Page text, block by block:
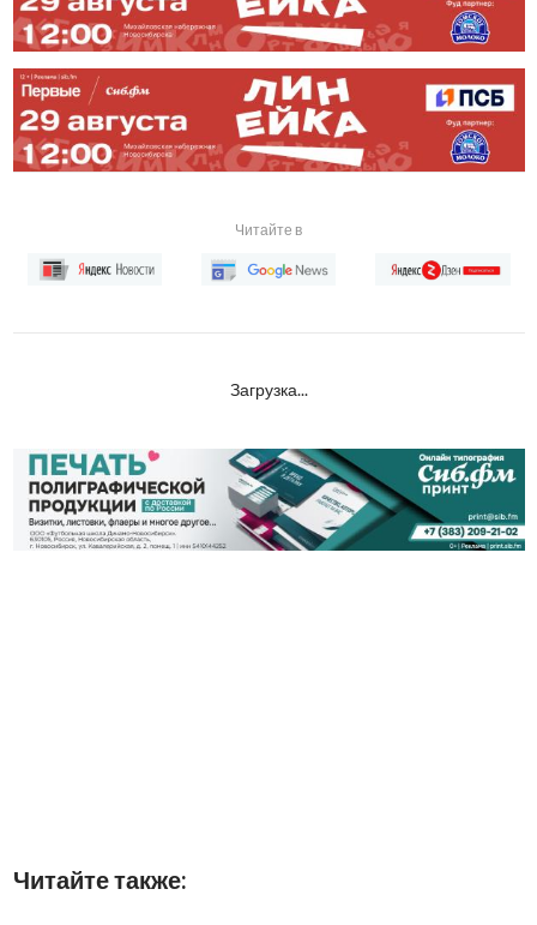
Читайте в
Загрузка...
Читайте также: